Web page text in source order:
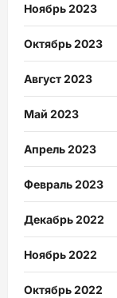
Ноябрь 2023
Октябрь 2023
Август 2023
Май 2023
Апрель 2023
Февраль 2023
Декабрь 2022
Ноябрь 2022
Октябрь 2022